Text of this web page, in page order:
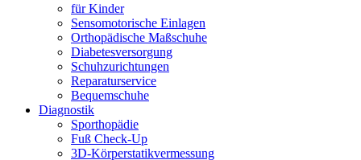
für Kinder
Sensomotorische Einlagen
Orthopädische Maßschuhe
Diabetesversorgung
Schuhzurichtungen
Reparaturservice
Bequemschuhe
Diagnostik
Sporthopädie
Fuß Check-Up
3D-Körperstatikvermessung